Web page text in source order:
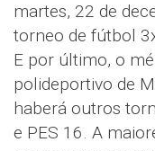
martes, 22 de
torneo de fútbol
E por último, o
polideportivo de
haberá outros
e PES 16. A